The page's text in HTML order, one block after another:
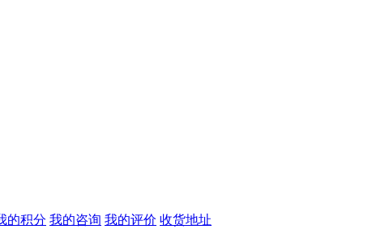
的积分 我的咨询 我的评价 收货地址